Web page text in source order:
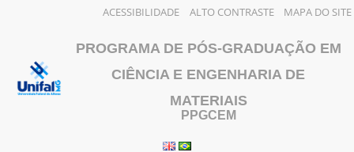
ACESSIBILIDADE ALTO CONTRASTE MAPA DO SITE
conteúdo
PROGRAMA DE PÓS-GRADUAÇÃO EM
CIÊNCIA E ENGENHARIA DE
MATERIAIS
PPGCEM